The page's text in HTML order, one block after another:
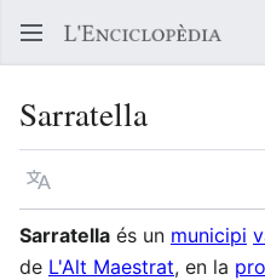
Sarratella
Llegir en un atre idioma
Sarratella és un municipi
de L'Alt Maestrat, en la